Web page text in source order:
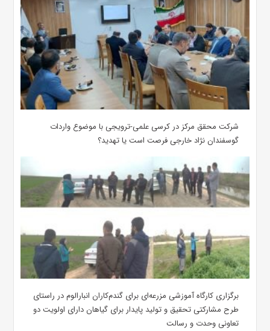
شرکت محقق مرکز در کرسی علمی-ترویجی با موضوع واردات
گوسفندان نژاد خارجی فرصت است یا تهدید؟
برگزاری کارگاه آموزشی مزرعه‌ای برای گندم‌کاران انبارالوم در راستای
طرح مشارکتی تحقیق و تولید پایدار برای گیاهان دارای اولویت دو
تعاونی وحدت و رسالت